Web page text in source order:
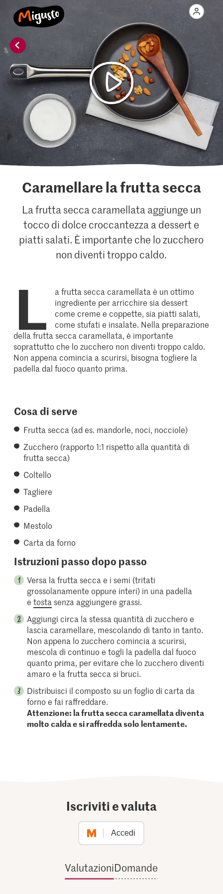
Caramellare la frutta secca
La frutta secca caramellata aggiunge un
tocco di dolce croccantezza a dessert e
piatti salati. È importante che lo zucchero
non diventi troppo caldo.
L
a frutta secca caramellata è un ottimo
ingrediente per arricchire sia dessert
come creme e coppette, sia piatti salati,
come stufati e insalate. Nella preparazione
della frutta secca caramellata, è importante
soprattutto che lo zucchero non diventi troppo caldo.
Non appena comincia a scurirsi, bisogna togliere la
padella dal fuoco quanto prima.
Cosa di serve
Frutta secca (ad es. mandorle, noci, nocciole)
Zucchero (rapporto 1:1 rispetto alla quantità di
frutta secca)
Coltello
Tagliere
Padella
Mestolo
Carta da forno
Istruzioni passo dopo passo
Versa la frutta secca e i semi (tritati
grossolanamente oppure interi) in una padella
etosta senza aggiungere grassi.
Aggiungi circa la stessa quantità di zucchero e
lascia caramellare, mescolando di tanto in tanto.
Non appena lo zucchero comincia a scurirsi,
mescola di continuo e togli la padella dal fuoco
quanto prima, per evitare che lo zucchero diventi
amaro e la frutta secca si bruci.
Distribuisci il composto su un foglio di carta da
forno e fai raffreddare.
Attenzione: la frutta secca caramellata diventa
molto calda e si raffredda solo lentamente.
Iscriviti e valuta
Accedi
ValutazioniDomande